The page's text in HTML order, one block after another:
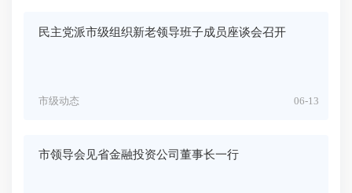
民主党派市级组织新老领导班子成员座谈会召开
06-13
市级动态
市领导会见省金融投资公司董事长一行